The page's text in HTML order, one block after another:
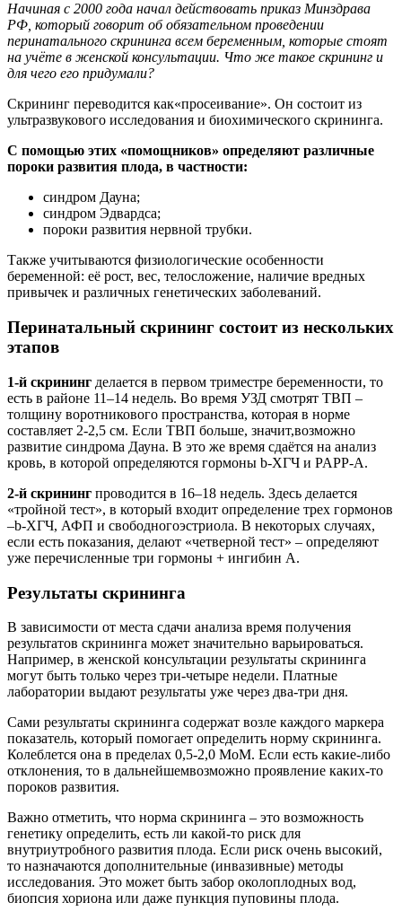
Начиная с 2000 года начал действовать приказ Минздрава
РФ, который говорит об обязательном проведении
перинатального скрининга всем беременным, которые стоят
на учёте в женской консультации. Что же такое скрининг и
для чего его придумали?
Скрининг переводится как«просеивание». Он состоит из
ультразвукового исследования и биохимического скрининга.
С помощью этих «помощников» определяют различные
пороки развития плода, в частности:
синдром Дауна;
синдром Эдвардса;
пороки развития нервной трубки.
Также учитываются физиологические особенности
беременной: её рост, вес, телосложение, наличие вредных
привычек и различных генетических заболеваний.
Перинатальный скрининг состоит из нескольких
этапов
1-й скрининг делается в первом триместре беременности, то
есть в районе 11–14 недель. Во время УЗД смотрят ТВП –
толщину воротникового пространства, которая в норме
составляет 2-2,5 см. Если ТВП больше, значит,возможно
развитие синдрома Дауна. В это же время сдаётся на анализ
кровь, в которой определяются гормоны b-ХГЧ и PAPP-A.
2-й скрининг проводится в 16–18 недель. Здесь делается
«тройной тест», в который входит определение трех гормонов
–b-ХГЧ, АФП и свободногоэстриола. В некоторых случаях,
если есть показания, делают «четверной тест» – определяют
уже перечисленные три гормоны + ингибин А.
Результаты скрининга
В зависимости от места сдачи анализа время получения
результатов скрининга может значительно варьироваться.
Например, в женской консультации результаты скрининга
могут быть только через три-четыре недели. Платные
лаборатории выдают результаты уже через два-три дня.
Сами результаты скрининга содержат возле каждого маркера
показатель, который помогает определить норму скрининга.
Колеблется она в пределах 0,5-2,0 МоМ. Если есть какие-либо
отклонения, то в дальнейшемвозможно проявление каких-то
пороков развития.
Важно отметить, что норма скрининга – это возможность
генетику определить, есть ли какой-то риск для
внутриутробного развития плода. Если риск очень высокий,
то назначаются дополнительные (инвазивные) методы
исследования. Это может быть забор околоплодных вод,
биопсия хориона или даже пункция пуповины плода.